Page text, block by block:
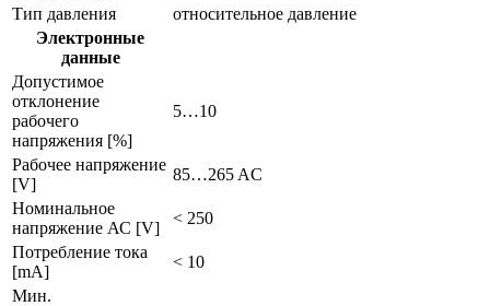
Тип давления
относительное давление
Электронные
данные
Допустимое
отклонение
рабочего
напряжения [%]
5…10
Рабочее напряжение
[V]
85…265 AC
Номинальное
напряжение АС [V]
< 250
Потребление тока
[mA]
< 10
Мин.